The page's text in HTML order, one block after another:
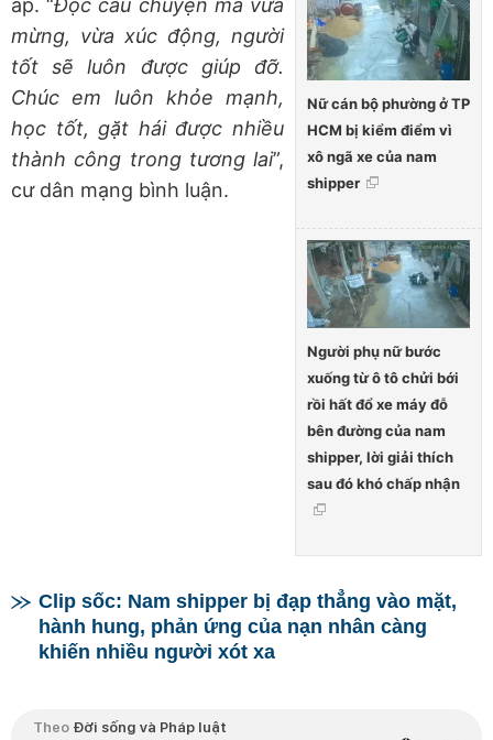
Nữ cán bộ phường ở TP
HCM bị kiểm điểm vì
xô ngã xe của nam
shipper
Người phụ nữ bước
xuống từ ô tô chửi bới
rồi hất đổ xe máy đỗ
bên đường của nam
shipper, lời giải thích
sau đó khó chấp nhận
áp. “Đọc câu chuyện mà vừa
mừng, vừa xúc động, người
tốt sẽ luôn được giúp đỡ.
Chúc em luôn khỏe mạnh,
học tốt, gặt hái được nhiều
thành công trong tương lai”,
cư dân mạng bình luận.
Clip sốc: Nam shipper bị đạp thẳng vào mặt,
hành hung, phản ứng của nạn nhân càng
khiến nhiều người xót xa
Theo Đời sống và Pháp luật